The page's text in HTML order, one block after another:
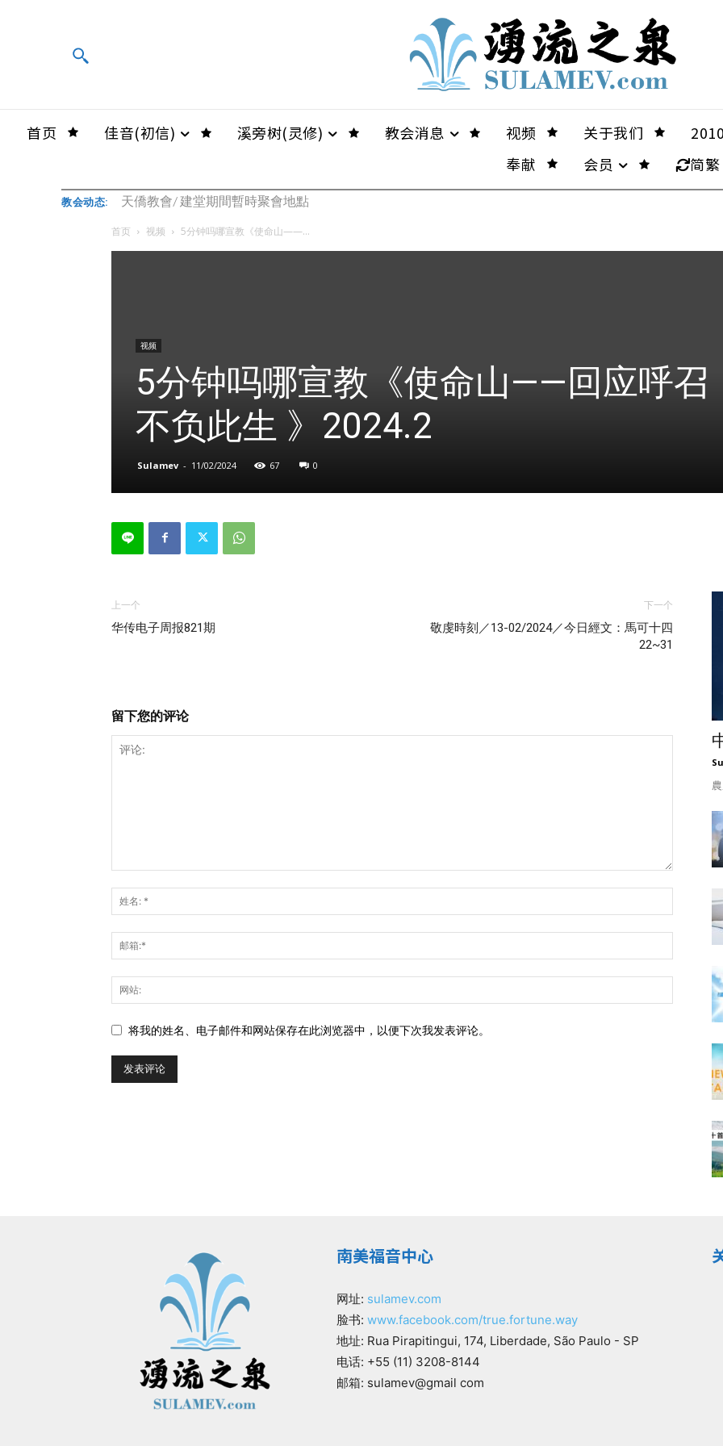
首页 佳音(初信) 溪旁树(灵修) 教会消息 视频 关于我们
奉献
会员 简繁
教会动态: 天僑教會/ 建堂期間暫時聚會地點
中華教會/免費葡文基礎班 – 機會難得，歡迎轉傳給有需要的人
首页 视频 5分钟吗哪宣教《使命山——...
视频
5分钟吗哪宣教《使命山——回应呼召
不负此生 》2024.2
Sulamev - 11/02/2024 67 0
上一个
华传电子周报821期
下一个
敬虔時刻／13-02/2024／今日經文：馬可十四
22~31
留下您的评论
将我的姓名、电子邮件和网站保存在此浏览器中，以便下次我发表评论。
南美福音中心
网址: sulamev.com
脸书: www.facebook.com/true.fortune.way
地址: Rua Pirapitingui, 174, Liberdade, São Paulo - SP
电话: +55 (11) 3208-8144
邮箱: sulamev@gmail com